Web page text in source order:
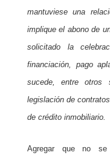
mantuviese una
implique el abono de
solicitado la
financiación, pago
sucede, entre otros
legislación de
de crédito inmobiliario.
Agregar que no